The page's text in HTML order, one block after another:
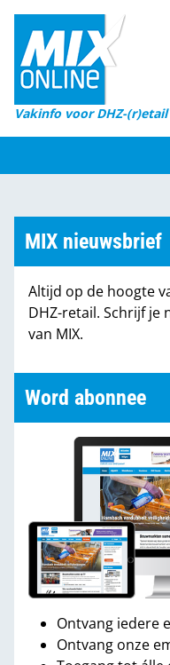
Vakinfo voor DHZ-(r)etail
Home
Magazines
DHZ Sessie
Marktcijfers
Partners
MIX nieuwsbrief
Altijd op de hoogte
DHZ-retail. Schrijf je
van MIX.
Word abonnee
Ontvang iedere
Ontvang onze